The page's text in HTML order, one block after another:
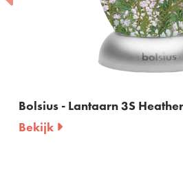
Bolsius - Lantaarn 3S Heathers
Bekijk